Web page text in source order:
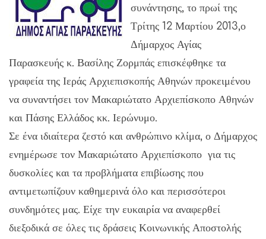
συνάντησης, το πρωί της
Τρίτης 12 Μαρτίου 2013,ο
Δήμαρχος Αγίας
Παρασκευής κ. Βασίλης Ζορμπάς επισκέφθηκε τα
γραφεία της Ιεράς Αρχιεπισκοπής Αθηνών προκειμένου
να συναντήσει τον Μακαριώτατο Αρχιεπίσκοπο Αθηνών
και Πάσης Ελλάδος κκ. Ιερώνυμο.
Σε ένα ιδιαίτερα ζεστό και ανθρώπινο κλίμα, ο Δήμαρχος
ενημέρωσε τον Μακαριώτατο Αρχιεπίσκοπο για τις
δυσκολίες και τα προβλήματα επιβίωσης που
αντιμετωπίζουν καθημερινά όλο και περισσότεροι
συνδημότες μας. Είχε την ευκαιρία να αναφερθεί
διεξοδικά σε όλες τις δράσεις Κοινωνικής Αποστολής